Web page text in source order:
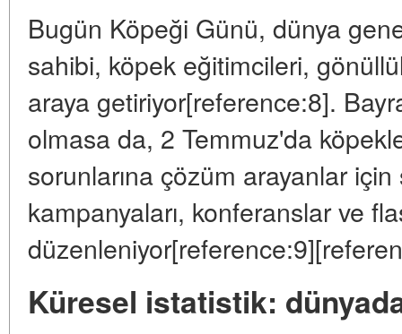
Bugün Köpeği Günü, dünya
sahibi, köpek eğitimcileri,
araya getiriyor[reference:8].
olmasa da, 2 Temmuz'da
sorunlarına çözüm arayanlar için
kampanyaları, konferanslar ve
Küresel istatistik: